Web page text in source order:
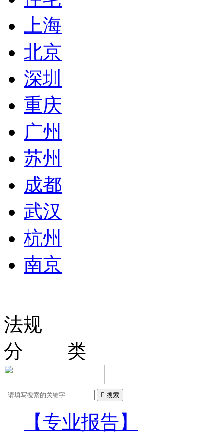
上海
北京
深圳
重庆
广州
苏州
成都
武汉
杭州
南京
法规
分 类
 搜索
【专业报告】